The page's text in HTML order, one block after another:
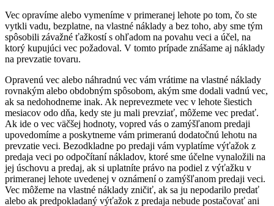
Vec opravíme alebo vymeníme v primeranej lehote po tom, čo ste
vytkli vadu, bezplatne, na vlastné náklady a bez toho, aby sme tým
spôsobili závažné ťažkostí s ohľadom na povahu veci a účel, na
ktorý kupujúci vec požadoval. V tomto prípade znášame aj náklady
na prevzatie tovaru.
Opravenú vec alebo náhradnú vec vám vrátime na vlastné náklady
rovnakým alebo obdobným spôsobom, akým sme dodali vadnú vec,
ak sa nedohodneme inak. Ak neprevezmete vec v lehote šiestich
mesiacov odo dňa, kedy ste ju mali prevziať, môžeme vec predať.
Ak ide o vec väčšej hodnoty, vopred vás o zamýšľanom predaji
upovedomíme a poskytneme vám primeranú dodatočnú lehotu na
prevzatie veci. Bezodkladne po predaji vám vyplatíme výťažok z
predaja veci po odpočítaní nákladov, ktoré sme účelne vynaložili na
jej úschovu a predaj, ak si uplatníte právo na podiel z výťažku v
primeranej lehote uvedenej v oznámení o zamýšľanom predaji veci.
Vec môžeme na vlastné náklady zničiť, ak sa ju nepodarilo predať
alebo ak predpokladaný výťažok z predaja nebude postačovať ani